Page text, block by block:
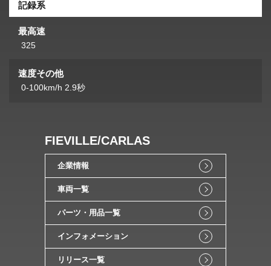
記録系
最高速
325
速度その他
0-100km/h 2.9秒
FIEVILLE/CARLAS
企業情報
車両一覧
パーツ・用品一覧
インフォメーション
リリース一覧